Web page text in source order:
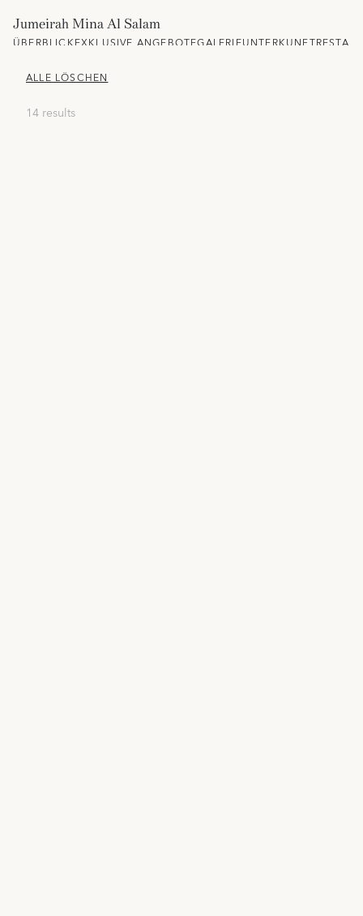
Jumeirah Mina Al Salam
ÜBERBLICKEXKLUSIVE ANGEBOTEGALERIEUNTERKUNFT
ALLE LÖSCHEN
14 results